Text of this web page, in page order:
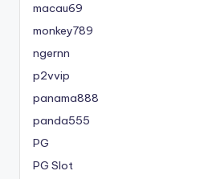
macau69
monkey789
ngernn
p2vvip
panama888
panda555
PG
PG Slot